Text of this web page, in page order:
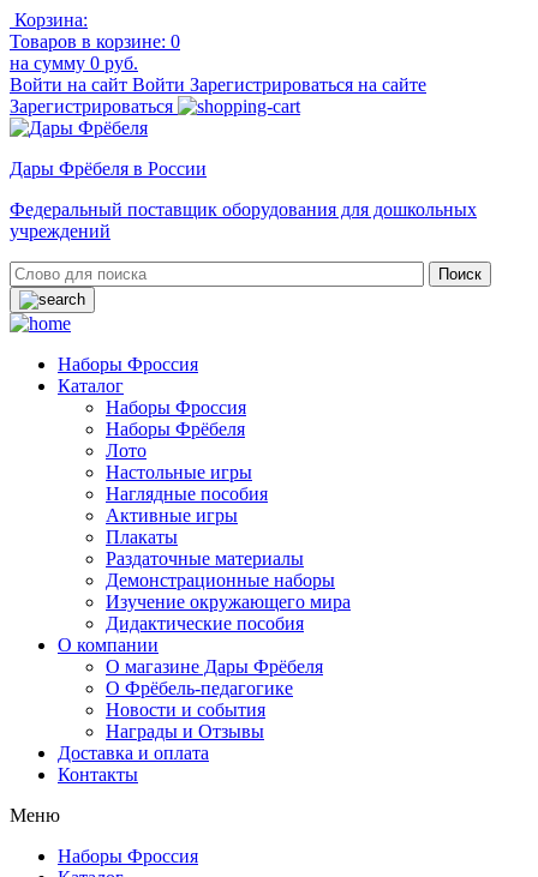
Корзина:
Товаров в корзине: 0
на сумму 0 руб.
Войти на сайт Войти Зарегистрироваться на сайте
Зарегистрироваться
Дары Фрёбеля в России
Федеральный поставщик оборудования для дошкольных
учреждений
Наборы Фроссия
Каталог
Наборы Фроссия
Наборы Фрёбеля
Лото
Настольные игры
Наглядные пособия
Активные игры
Плакаты
Раздаточные материалы
Демонстрационные наборы
Изучение окружающего мира
Дидактические пособия
О компании
О магазине Дары Фрёбеля
О Фрёбель-педагогике
Новости и события
Награды и Отзывы
Доставка и оплата
Контакты
Меню
Наборы Фроссия